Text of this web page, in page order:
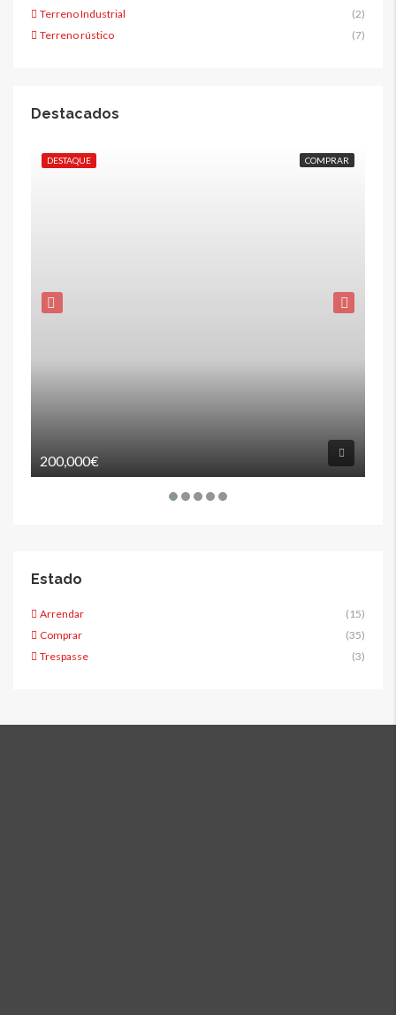
Terreno Industrial
(2)
Terreno rústico
(7)
Destacados
DESTAQUE COMPRAR
200,000€
Estado
Arrendar
(15)
Comprar
(35)
Trespasse
(3)